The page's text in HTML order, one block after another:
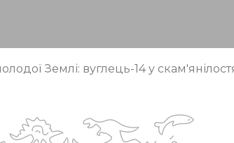
Землі: вуглець-14 у